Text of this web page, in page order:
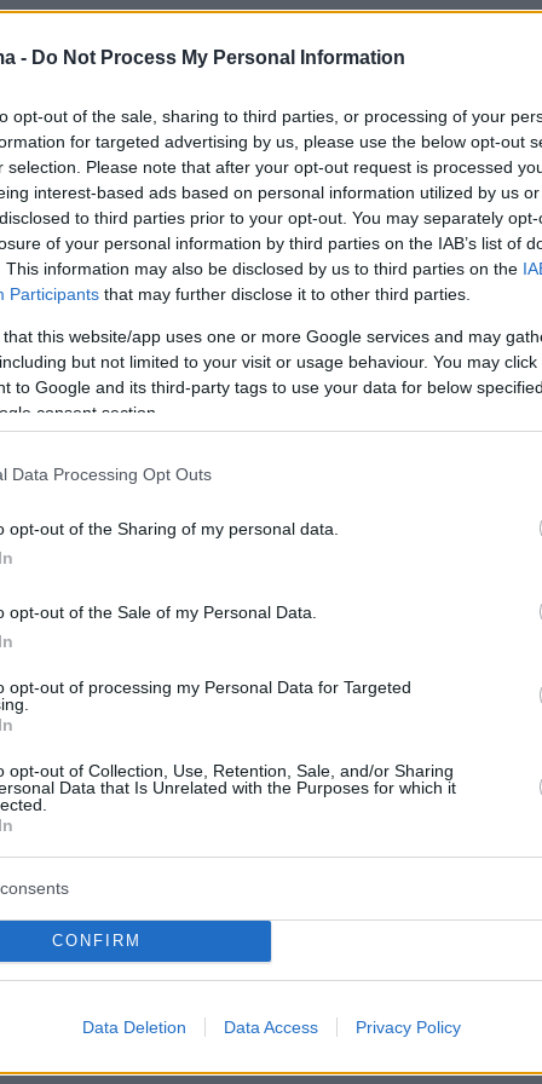
- Do Not Process My Personal Information
opt-out of the sale, sharing to third parties, or processing of your
for targeted advertising by us, please use the below opt-out
selection. Please note that after your opt-out request is processed
interest-based ads based on personal information utilized by us
to third parties prior to your opt-out. You may separately
of your personal information by third parties on the IAB’s list of
This information may also be disclosed by us to third parties on the
Participants that may further disclose it to other third parties.
that this website/app uses one or more Google services and may
but not limited to your visit or usage behaviour. You may
to Google and its third-party tags to use your data for below
consent section.
Data Processing Opt Outs
opt-out of the Sharing of my personal data.
opt-out of the Sale of my Personal Data.
opt-out of processing my Personal Data for Targeted
opt-out of Collection, Use, Retention, Sale, and/or Sharing
Data that Is Unrelated with the Purposes for which it
CONFIRM
Data Deletion Data Access Privacy Policy
πυρκαγιές στη Σμύρνη: Εκκενώθηκαν
10 οικισμοί, κάηκαν σπίτια και έχουν
άτομα
για προσλήψεις εξπρές και ευέλικτο
για τη θερινή άδεια και τους
συνταξιούχους
τον χορό της Ρένας Μόρφη που προκάλεσε
- «Ό,τι έκανα, το έκανα και δίπλα στον
protothema.gr στο Google Newsκαι μάθετε πρώτοι
στοProtothema.gr